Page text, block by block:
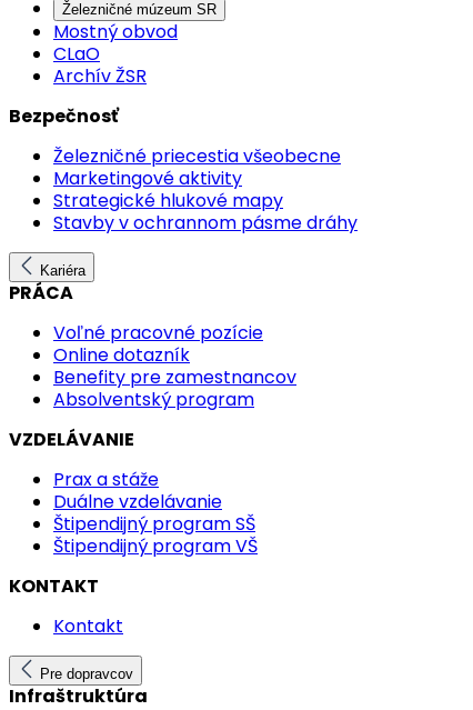
Železničné múzeum SR
Mostný obvod
CLaO
Archív ŽSR
Bezpečnosť
Železničné priecestia všeobecne
Marketingové aktivity
Strategické hlukové mapy
Stavby v ochrannom pásme dráhy
Kariéra
PRÁCA
Voľné pracovné pozície
Online dotazník
Benefity pre zamestnancov
Absolventský program
VZDELÁVANIE
Prax a stáže
Duálne vzdelávanie
Štipendijný program SŠ
Štipendijný program VŠ
KONTAKT
Kontakt
Pre dopravcov
Infraštruktúra